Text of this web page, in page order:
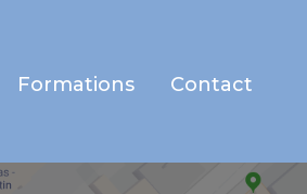
Formations Contact